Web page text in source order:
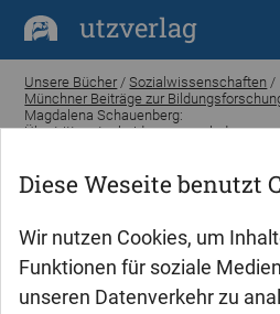
Diese Weseite benutzt
Wir nutzen Cookies, um
Funktionen für soziale
unseren Datenverkehr zu
utzverlag
Unsere Bücher /Sozialwissenschaften /
Münchner Beiträge zur
Magdalena Schauenberg:
Übertrittsentscheidungen nach der